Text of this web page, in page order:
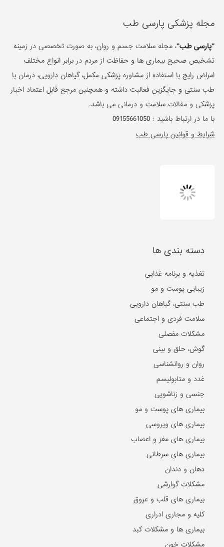
مجله پزشکی پارسی طب
"پارسی طب"، مجله سلامت جسم و روان، به صورت تخصصی در زمینه
تشخیص صحیح بیماری ها و حفاظت از مردم در برابر انواع مختلف
امراض رایج با استفاده از مشاوره پزشکی مکمل، گیاهان دارویی، درمان با
طب سنتی و جایگزین فعالیت داشته و همچنین مرجع قابل اعتماد اخبار
پزشکی و مقالات سلامت و درمانی می باشد.
با ما در ارتباط باشید :09155661050
شرایط و قوانین پارسی طب
دسته بندی ها
تغذیه و برنامه غذایی
زیبایی پوست و مو
طب سنتی، گیاهان دارویی
سلامت فردی و اجتماعی
مشکلات مفصلی
گوش، حلق و بینی
روان و روانشناسی
غدد و متابولیسم
جنسی و زناشویی
بیماری های پوست و مو
بیماری های ویروسی
بیماری های مغز و اعصاب
بیماری های سرطانی
دهان و دندان
مشکلات گوارشی
بیماری های قلب و عروق
کلیه و مجاری ادراری
بیماری ها و مشکلات کبد
مشکلات خون